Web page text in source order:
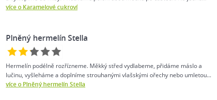
více o Karamelové cukroví
Plněný hermelín Stella
Hermelín podélně rozřízneme. Měkký střed vydlabeme, přidáme máslo a
lučinu, vyšleháme a doplníme strouhanými vlašskými ořechy nebo umletou...
více o Plněný hermelín Stella